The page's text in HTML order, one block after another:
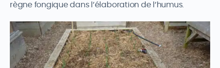
règne fongique dans l’élaboration de l’humus.